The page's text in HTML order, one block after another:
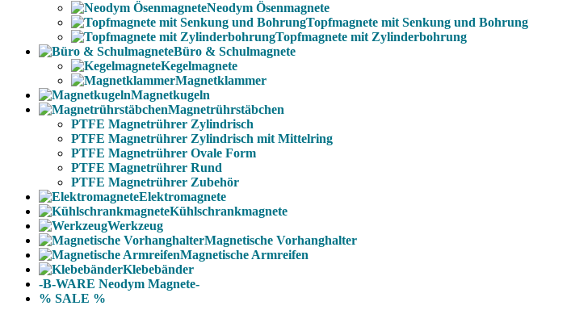
Neodym Ösenmagnete
Topfmagnete mit Senkung und Bohrung
Topfmagnete mit Zylinderbohrung
Büro & Schulmagnete
Kegelmagnete
Magnetklammer
Magnetkugeln
Magnetrührstäbchen
PTFE Magnetrührer Zylindrisch
PTFE Magnetrührer Zylindrisch mit Mittelring
PTFE Magnetrührer Ovale Form
PTFE Magnetrührer Rund
PTFE Magnetrührer Zubehör
Elektromagnete
Kühlschrankmagnete
Werkzeug
Magnetische Vorhanghalter
Magnetische Armreifen
Klebebänder
-B-WARE Neodym Magnete-
% SALE %